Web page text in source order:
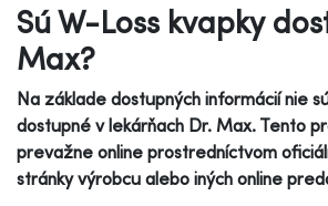
Sú W-Loss kvapky
Max?
Na základe dostupných informácií nie
dostupné v lekárňach Dr. Max. Tento
prevažne online prostredníctvom
stránky výrobcu alebo iných online